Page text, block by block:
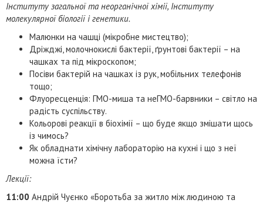
Інституту загальної та неорганічної хімії, Інституту
молекулярної біології і генетики.
Малюнки на чашці (мікробне мистецтво);
Дріжджі, молочнокислі бактерії, ґрунтові бактерії – на
чашках та під мікроскопом;
Посіви бактерій на чашках із рук, мобільних телефонів
тощо;
Флуоресценція: ГМО-миша та неГМО-барвники – світло на
радість суспільству.
Кольорові реакції в біохімії – що буде якщо змішати щось
із чимось?
Як обладнати хімічну лабораторію на кухні і що з неї
можна їсти?
Лекції:
11:00 Андрій Чуєнко «Боротьба за житло між людиною та